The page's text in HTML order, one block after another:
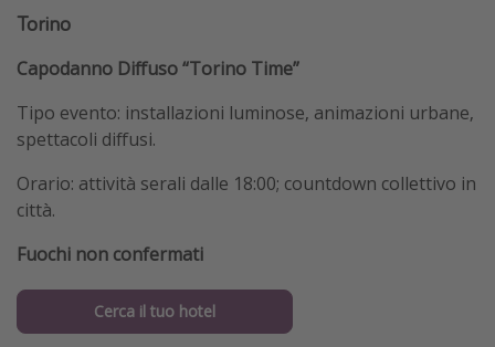
Torino
Capodanno Diffuso “Torino Time”
Tipo evento: installazioni luminose, animazioni urbane,
spettacoli diffusi.
Orario: attività serali dalle 18:00; countdown collettivo in
città.
Fuochi non confermati
Cerca il tuo hotel